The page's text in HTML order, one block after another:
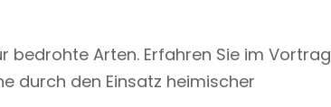
bedrohte Arten. Erfahren Sie im Vortrag
durch den Einsatz heimischer